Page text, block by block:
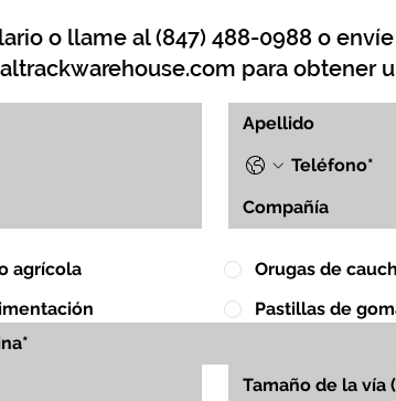
o llame al (847) 488-0988 o
para obtener
agrícola
Orugas de
Pastillas de